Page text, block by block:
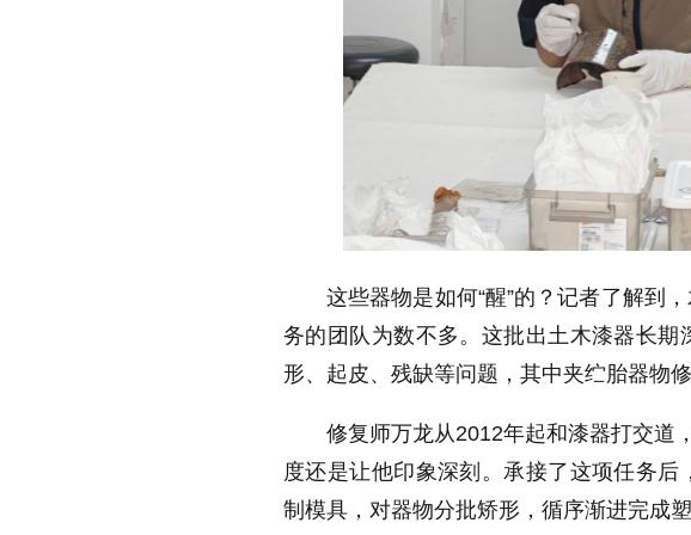
这些器物是如何“醒”的？记者了解到
务的团队为数不多。这批出土木漆器长
形、起皮、残缺等问题，其中夹纻胎器物修
修复师万龙从2012年起和漆器打交道
度还是让他印象深刻。承接了这项任务
制模具，对器物分批矫形，循序渐进完成塑